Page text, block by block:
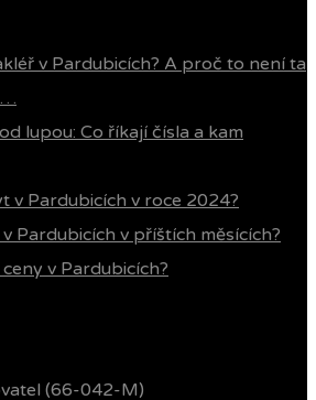
v Pardubicích? A proč to není ta
lupou: Co říkají čísla a kam
v Pardubicích v roce 2024?
Pardubicích v příštích měsících?
v Pardubicích?
(66-042-M)